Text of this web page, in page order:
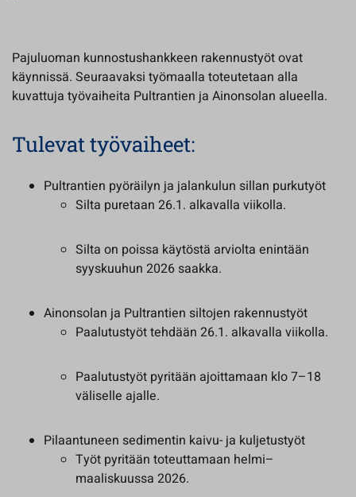
Pajuluoman kunnostushankkeen rakennustyöt ovat
käynnissä. Seuraavaksi työmaalla toteutetaan alla
kuvattuja työvaiheita Pultrantien ja Ainonsolan alueella.
Tulevat työvaiheet:
Pultrantien pyöräilyn ja jalankulun sillan purkutyöt
Silta puretaan 26.1. alkavalla viikolla.
Silta on poissa käytöstä arviolta enintään
syyskuuhun 2026 saakka.
Ainonsolan ja Pultrantien siltojen rakennustyöt
Paalutustyöt tehdään 26.1. alkavalla viikolla.
Paalutustyöt pyritään ajoittamaan klo 7–18
väliselle ajalle.
Pilaantuneen sedimentin kaivu- ja kuljetustyöt
Työt pyritään toteuttamaan helmi–
maaliskuussa 2026.